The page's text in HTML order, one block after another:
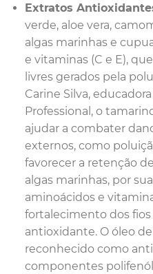
Extratos
verde, aloe vera,
algas marinhas e
e vitaminas (C e E),
livres gerados pela
Carine Silva,
Professional, o
ajudar a combater
externos, como
favorecer a retenção
algas marinhas, por
aminoácidos e
fortalecimento dos
antioxidante. O óleo
reconhecido como
componentes